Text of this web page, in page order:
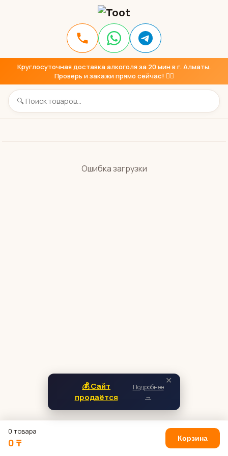
Круглосуточная доставка алкоголя за 20 мин в г. Алматы.
Проверь и закажи прямо сейчас! 👇🏼
Ошибка загрузки
✕
💰 Сайт
продаётся
Подробнее
→
0 товара
0 ₸ Корзина